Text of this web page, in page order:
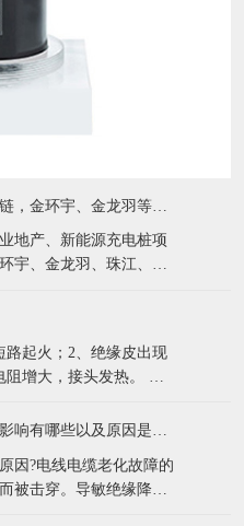
东莞凯发深耕线缆供应链，金环宇、金龙羽等国标电缆现货充足，服务粤港澳工程市场
地产、新能源充电桩项
宇、金龙羽、珠江、成
年行业积淀，搭建一站
路起火；2、绝缘皮出现
增大，接头发热。 列
于电流的热效应，负载
损耗、绝缘介质损耗也
电
电线电缆老化的造成的影响有哪些以及原因是什么？
因?电线电缆老化故障的
被击穿。导敏绝缘降低